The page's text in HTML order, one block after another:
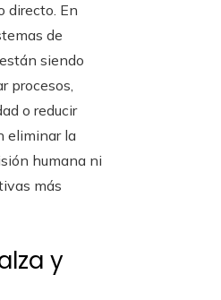
directo. En
de
siendo
procesos,
o reducir
eliminar la
humana ni
más
y